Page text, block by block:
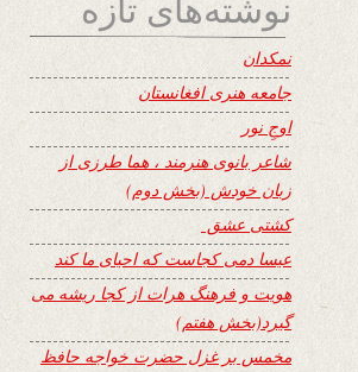
نمکدان
جامعه هنری افغانستان
اوجِ نور
شاعر بانوی هنرمند ، هما طرزی از
زبان خودش (بخش دوم)
کشتی عشق
عیسا دمی کجاست که احیای ما کند
هویت و فرهنگ هرات از کجا ریشه می
گیرد(بخش هفتم)
مخمس بر غزل حضرت خواجه حافظ